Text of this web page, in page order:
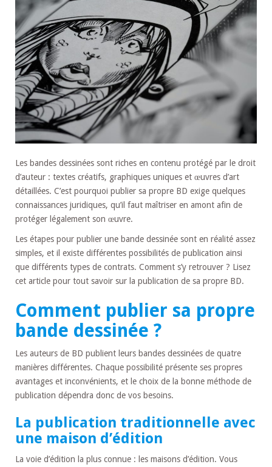
Les bandes dessinées sont riches en contenu protégé par le droit
d’auteur : textes créatifs, graphiques uniques et œuvres d’art
détaillées. C’est pourquoi publier sa propre BD exige quelques
connaissances juridiques, qu’il faut maîtriser en amont afin de
protéger légalement son œuvre.
Les étapes pour publier une bande dessinée sont en réalité assez
simples, et il existe différentes possibilités de publication ainsi
que différents types de contrats. Comment s’y retrouver ? Lisez
cet article pour tout savoir sur la publication de sa propre BD.
Comment publier sa propre
bande dessinée ?
Les auteurs de BD publient leurs bandes dessinées de quatre
manières différentes. Chaque possibilité présente ses propres
avantages et inconvénients, et le choix de la bonne méthode de
publication dépendra donc de vos besoins.
La publication traditionnelle avec
une maison d’édition
La voie d’édition la plus connue : les maisons d’édition. Vous